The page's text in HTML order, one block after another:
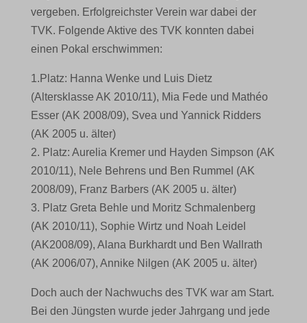
vergeben. Erfolgreichster Verein war dabei der
TVK. Folgende Aktive des TVK konnten dabei
einen Pokal erschwimmen:
1.Platz: Hanna Wenke und Luis Dietz
(Altersklasse AK 2010/11), Mia Fede und Mathéo
Esser (AK 2008/09), Svea und Yannick Ridders
(AK 2005 u. älter)
2. Platz: Aurelia Kremer und Hayden Simpson (AK
2010/11), Nele Behrens und Ben Rummel (AK
2008/09), Franz Barbers (AK 2005 u. älter)
3. Platz Greta Behle und Moritz Schmalenberg
(AK 2010/11), Sophie Wirtz und Noah Leidel
(AK2008/09), Alana Burkhardt und Ben Wallrath
(AK 2006/07), Annike Nilgen (AK 2005 u. älter)
Doch auch der Nachwuchs des TVK war am Start.
Bei den Jüngsten wurde jeder Jahrgang und jede